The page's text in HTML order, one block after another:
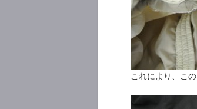
これにより、こ